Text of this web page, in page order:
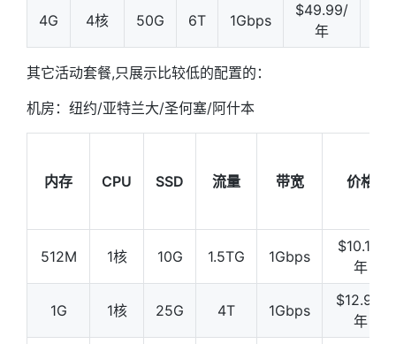
4G 4核 50G 6T 1Gbps
$49.99/
年
其它活动套餐,只展示比较低的配置的：
机房：纽约/亚特兰大/圣何塞/阿什本
内存 CPU SSD 流量 带宽 价格
512M 1核 10G 1.5TG 1Gbps
$10.18/
年
1G 1核 25G 4T 1Gbps
$12.98/
年